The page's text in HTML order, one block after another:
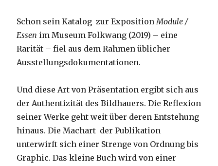
Schon sein Katalog zur ExpositionModule /
Essen im Museum Folkwang (2019) – eine
Rarität – fiel aus dem Rahmen üblicher
Ausstellungsdokumentationen.
Und diese Art von Präsentation ergibt sich aus
der Authentizität des Bildhauers. Die Reflexion
seiner Werke geht weit über deren Entstehung
hinaus. Die Machart der Publikation
unterwirft sich einer Strenge von Ordnung bis
Graphic. Das kleine Buch wird von einer